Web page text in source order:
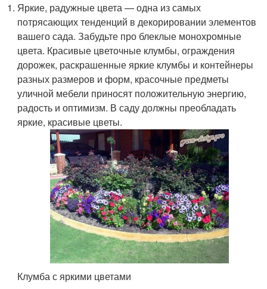
Яркие, радужные цвета — одна из самых
потрясающих тенденций в декорировании элементов
вашего сада. Забудьте про блеклые монохромные
цвета. Красивые цветочные клумбы, ограждения
дорожек, раскрашенные яркие клумбы и контейнеры
разных размеров и форм, красочные предметы
уличной мебели приносят положительную энергию,
радость и оптимизм. В саду должны преобладать
яркие, красивые цветы.
Клумба с яркими цветами